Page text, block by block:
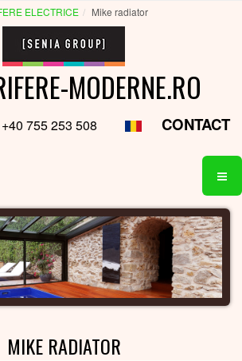
ELECTRICE Mike radiator
MODERNE.RO
+40 755 253 508 CONTACT
MIKE RADIATOR